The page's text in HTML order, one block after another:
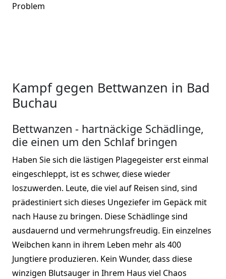
Problem
Kampf gegen Bettwanzen in Bad
Buchau
Bettwanzen - hartnäckige Schädlinge,
die einen um den Schlaf bringen
Haben Sie sich die lästigen Plagegeister erst einmal
eingeschleppt, ist es schwer, diese wieder
loszuwerden. Leute, die viel auf Reisen sind, sind
prädestiniert sich dieses Ungeziefer im Gepäck mit
nach Hause zu bringen. Diese Schädlinge sind
ausdauernd und vermehrungsfreudig. Ein einzelnes
Weibchen kann in ihrem Leben mehr als 400
Jungtiere produzieren. Kein Wunder, dass diese
winzigen Blutsauger in Ihrem Haus viel Chaos